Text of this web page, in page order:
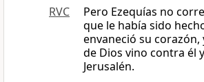
RVC
Pero Ezequías no
que le había sido
envaneció su corazón,
de Dios vino contra él
Jerusalén.